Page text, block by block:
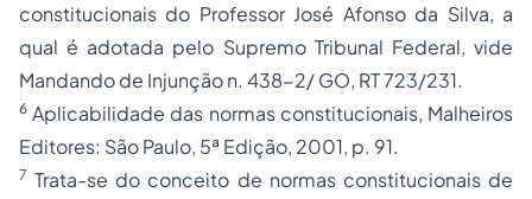
constitucionais do Professor José Afonso da Silva, a
qual é adotada pelo Supremo Tribunal Federal, vide
Mandando de Injunção n. 438-2/ GO, RT 723/231.
6 Aplicabilidade das normas constitucionais, Malheiros
Editores: São Paulo, 5ª Edição, 2001, p. 91.
7 Trata-se do conceito de normas constitucionais de